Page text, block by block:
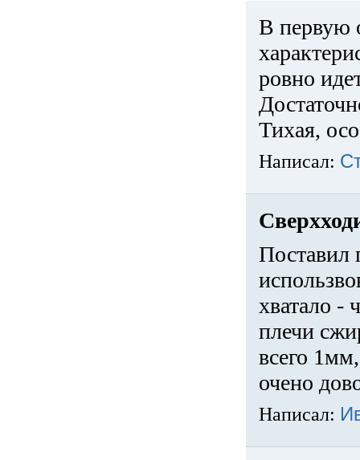
В первую
ровно
Тихая,
Написал:
Поставил
хватало -
плечи
всего
очено
Написал: